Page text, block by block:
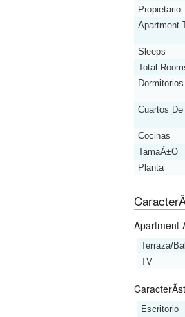
Propietario
Apartment
Sleeps
Total
Dormitorios
Cuartos
Cocinas
TamaÃ±o
Planta
Apartment
Terraza/
TV
Escritorio